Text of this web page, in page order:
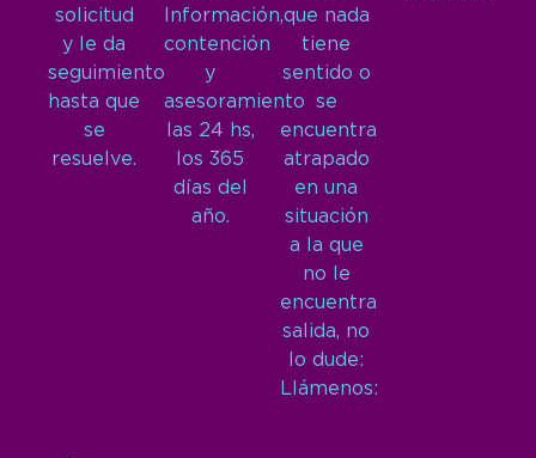
solicitud
y le da
seguimiento
hasta que
se
resuelve.
Información,
contención
y
asesoramiento
las 24 hs,
los 365
días del
año.
que nada
tiene
sentido o
se
encuentra
atrapado
en una
situación
a la que
no le
encuentra
salida, no
lo dude:
Llámenos: